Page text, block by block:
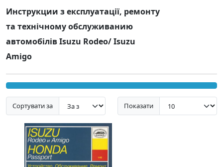
Инструкции з експлуатації, ремонту
та технічному обслуживанию
автомобілів Isuzu Rodeo/ Isuzu
Amigo
Сортувати за Показати